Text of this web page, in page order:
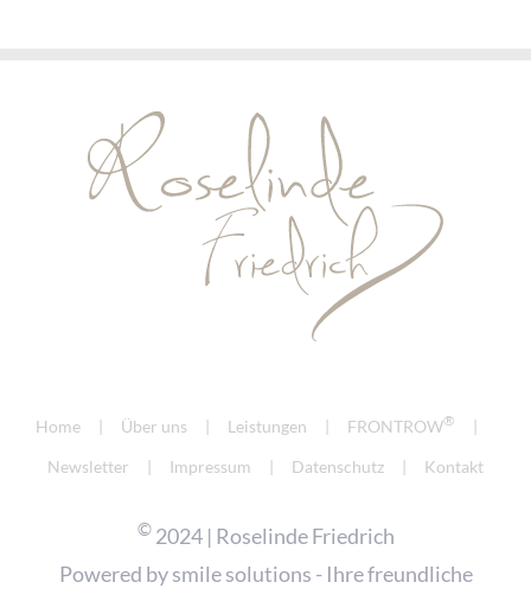
Home Über uns Leistungen FRONTROW®
Newsletter Impressum Datenschutz Kontakt
©2024 | Roselinde Friedrich
Powered bysmile solutions - Ihre freundliche